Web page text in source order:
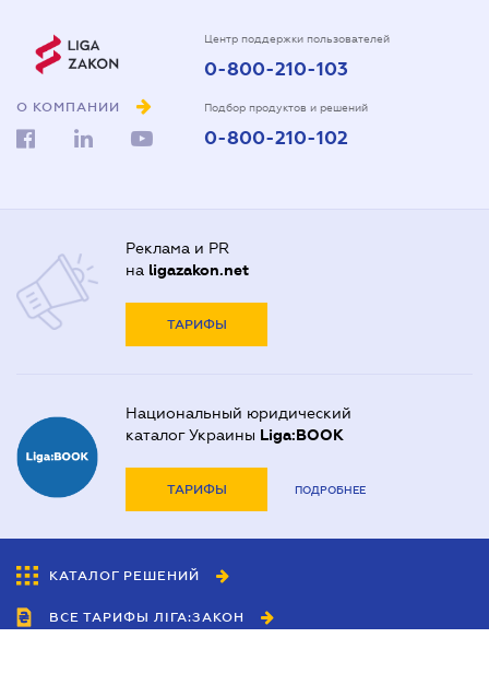
О КОМПАНИИ
Центр поддержки пользователей
0-800-210-103
Подбор продуктов и решений
0-800-210-102
Реклама и PR
на ligazakon.net
ТАРИФЫ
Национальный юридический
каталог Украины Liga:BOOK
ТАРИФЫ ПОДРОБНЕЕ
КАТАЛОГ РЕШЕНИЙ
ВСЕ ТАРИФЫ ЛІГА:ЗАКОН